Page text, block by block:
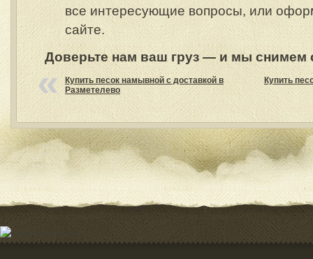
все интересующие вопросы, или
сайте.
Доверьте нам ваш груз — и мы снимем
Купить песок намывной с доставкой в
Разметелево
Купить